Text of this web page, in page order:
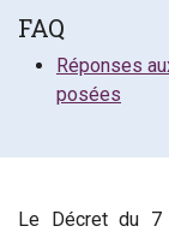
FAQ
Réponses
posées
Le Décret du 7